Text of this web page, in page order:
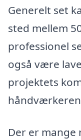
Generelt set
sted mellem
professionel
også være
projektets
Der er mange